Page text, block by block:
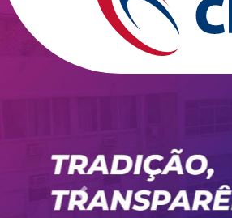
Gestão